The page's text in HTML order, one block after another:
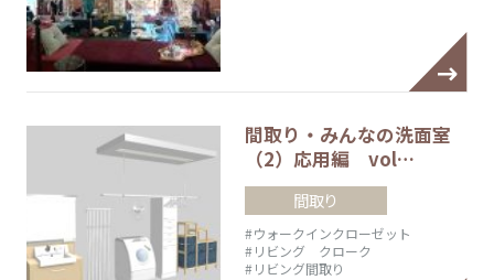
間取り・みんなの洗面室
（2）応用編 vol…
間取り
#ウォークインクローゼット
#リビング クローク
#リビング間取り